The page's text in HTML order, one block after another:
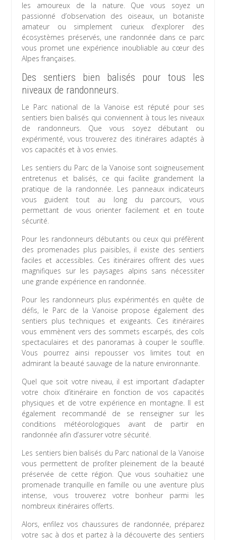
les amoureux de la nature. Que vous soyez un
passionné d’observation des oiseaux, un botaniste
amateur ou simplement curieux d’explorer des
écosystèmes préservés, une randonnée dans ce parc
vous promet une expérience inoubliable au cœur des
Alpes françaises.
Des sentiers bien balisés pour tous les
niveaux de randonneurs.
Le Parc national de la Vanoise est réputé pour ses
sentiers bien balisés qui conviennent à tous les niveaux
de randonneurs. Que vous soyez débutant ou
expérimenté, vous trouverez des itinéraires adaptés à
vos capacités et à vos envies.
Les sentiers du Parc de la Vanoise sont soigneusement
entretenus et balisés, ce qui facilite grandement la
pratique de la randonnée. Les panneaux indicateurs
vous guident tout au long du parcours, vous
permettant de vous orienter facilement et en toute
sécurité.
Pour les randonneurs débutants ou ceux qui préfèrent
des promenades plus paisibles, il existe des sentiers
faciles et accessibles. Ces itinéraires offrent des vues
magnifiques sur les paysages alpins sans nécessiter
une grande expérience en randonnée.
Pour les randonneurs plus expérimentés en quête de
défis, le Parc de la Vanoise propose également des
sentiers plus techniques et exigeants. Ces itinéraires
vous emmènent vers des sommets escarpés, des cols
spectaculaires et des panoramas à couper le souffle.
Vous pourrez ainsi repousser vos limites tout en
admirant la beauté sauvage de la nature environnante.
Quel que soit votre niveau, il est important d’adapter
votre choix d’itinéraire en fonction de vos capacités
physiques et de votre expérience en montagne. Il est
également recommandé de se renseigner sur les
conditions météorologiques avant de partir en
randonnée afin d’assurer votre sécurité.
Les sentiers bien balisés du Parc national de la Vanoise
vous permettent de profiter pleinement de la beauté
préservée de cette région. Que vous souhaitiez une
promenade tranquille en famille ou une aventure plus
intense, vous trouverez votre bonheur parmi les
nombreux itinéraires offerts.
Alors, enfilez vos chaussures de randonnée, préparez
votre sac à dos et partez à la découverte des sentiers